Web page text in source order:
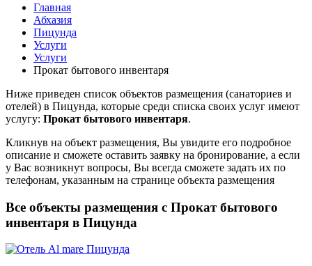
Главная
Абхазия
Пицунда
Услуги
Услуги
Прокат бытового инвентаря
Ниже приведен список объектов размещения (санаториев и
отелей) в Пицунда, которые среди списка своих услуг имеют
услугу: Прокат бытового инвентаря.
Кликнув на объект размещения, Вы увидите его подробное
описание и сможете оставить заявку на бронирование, а если
у Вас возникнут вопросы, Вы всегда сможете задать их по
телефонам, указанным на странице объекта размещения
Все объекты размещения с Прокат бытового
инвентаря в Пицунда